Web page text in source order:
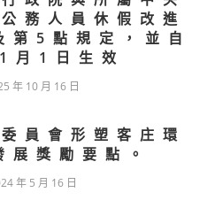
務人員休假改進
第5點規定，並自
月1日生效
年 10 月 16 日
員會形塑客庄環
展獎勵要點。
年 5 月 16 日